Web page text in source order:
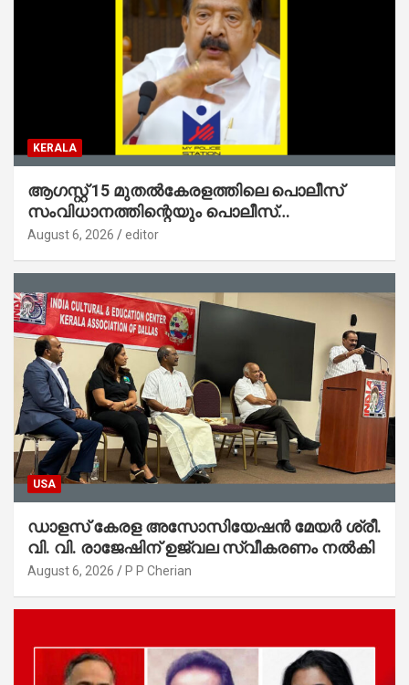
KERALA
ആഗസ്റ്റ് 15 മുതല്‍കേരളത്തിലെ പൊലീസ്
സംവിധാനത്തിന്റെയും പൊലീസ്
സ്റ്റേഷനുകളുടെയും മുഖഛായ മാറുകയാണ് :
August 6, 2026 editor
USA
ഡാളസ് കേരള അസോസിയേഷൻ മേയർ ശ്രീ.
വി. വി. രാജേഷിന് ഉജ്വല സ്വീകരണം നൽകി
August 6, 2026 P P Cherian